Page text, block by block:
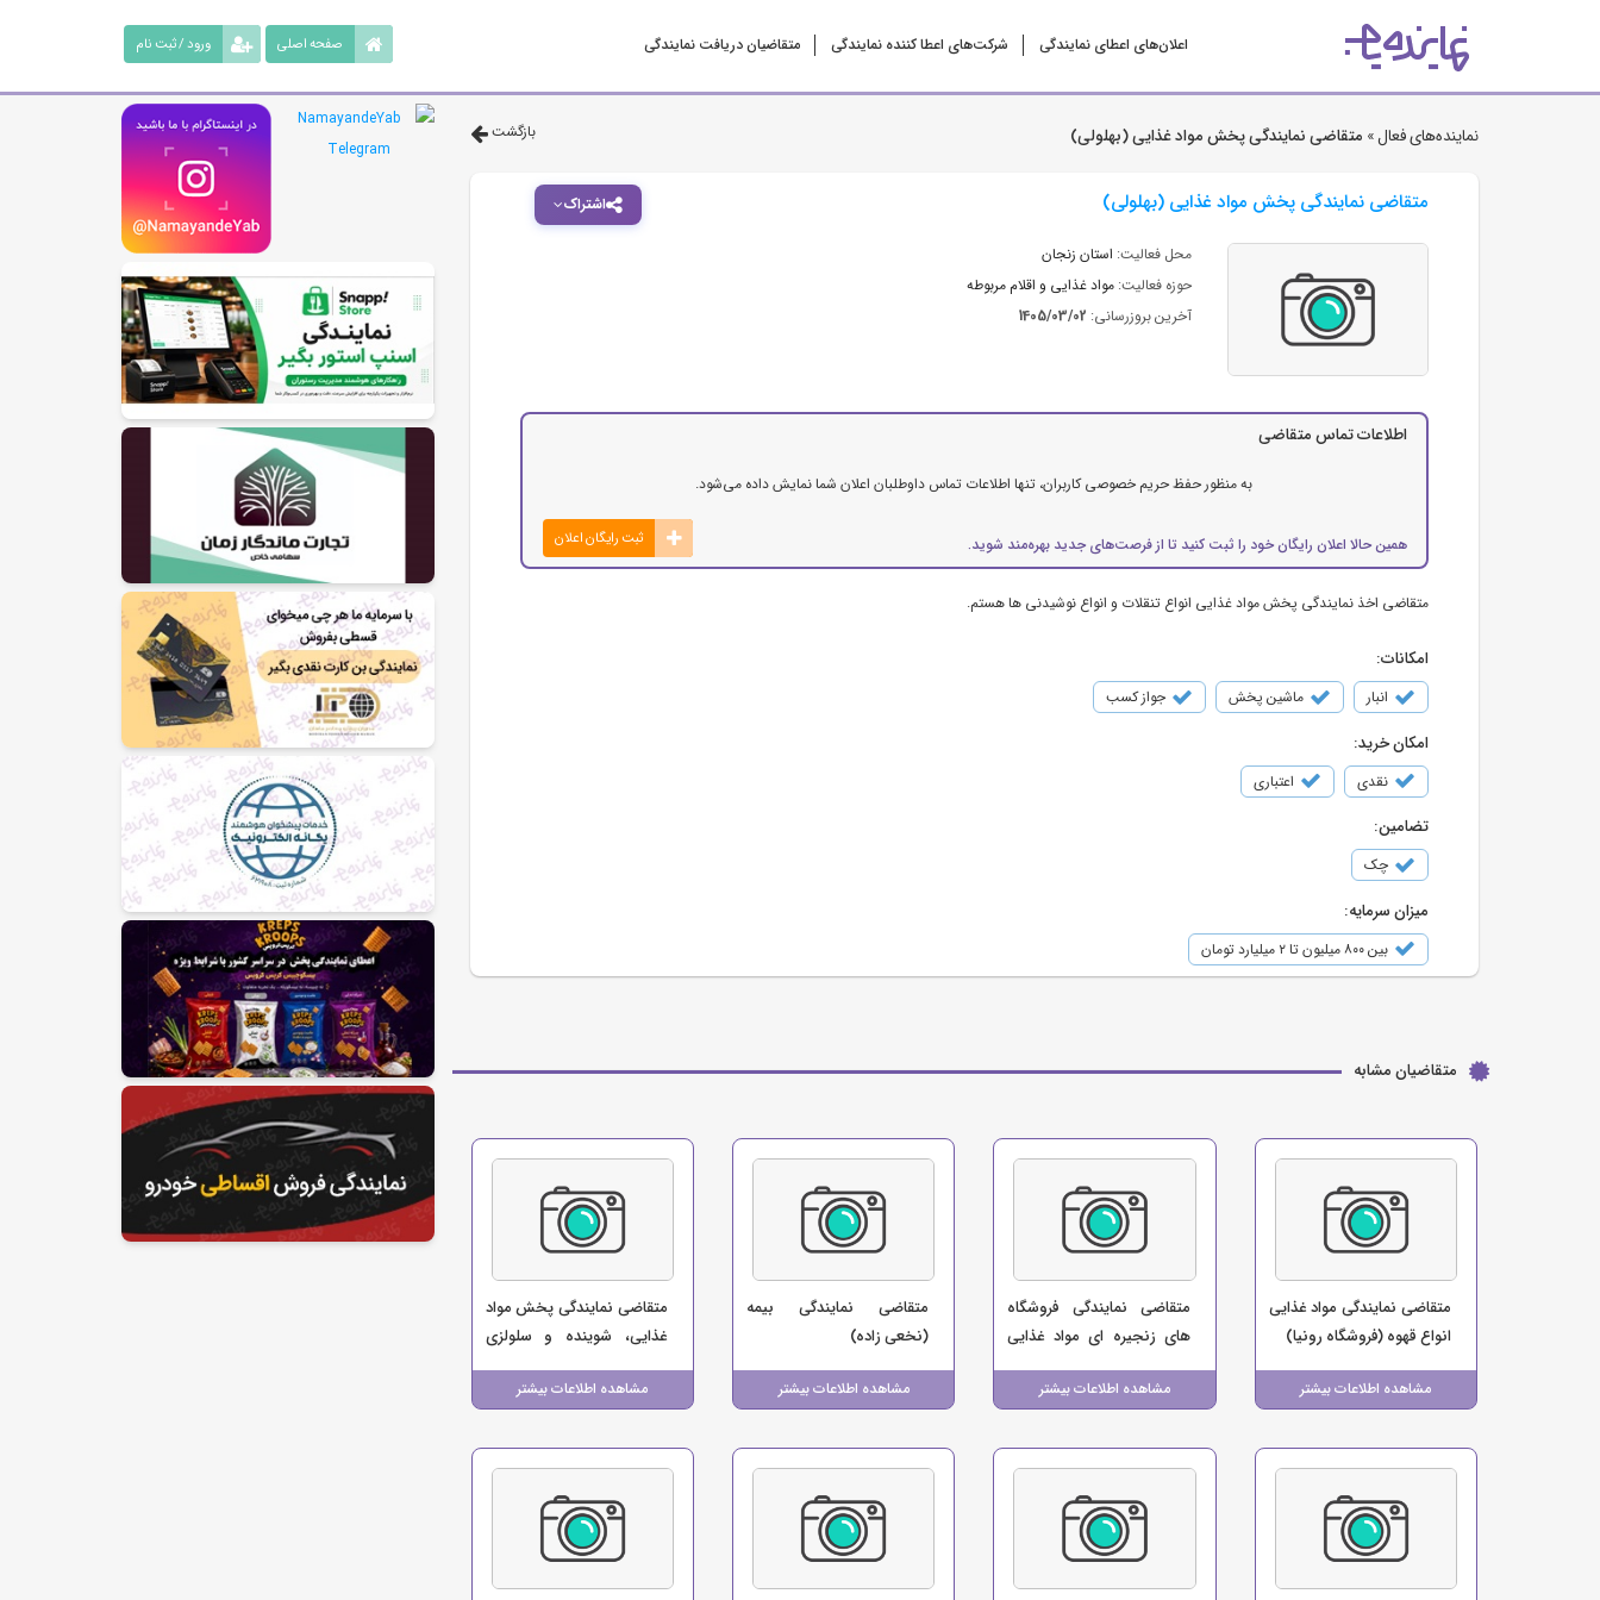
اعلان‌های اعطای نمایندگی شرکت‌‌های اعطا کننده نمایندگی متقاضیان دریافت نمایندگی ورود / ثبت نام صفحه اصلی
نماینده‌های فعال » متقاضی نمایندگی پخش مواد غذایی (بهلولی) بازگشت
اشتراک متقاضی نمایندگی پخش مواد غذایی (بهلولی)
محل فعالیت: استان زنجان
حوزه فعالیت: مواد غذایی و اقلام مربوطه
آخرین بروزرسانی: 1405/03/02
اطلاعات تماس متقاضی
به منظور حفظ حریم خصوصی کاربران، تنها اطلاعات تماس داوطلبان اعلان شما نمایش داده می‌شود.
همین حالا اعلان رایگان خود را ثبت کنید تا از فرصت‌های جدید بهره‌مند شوید. ثبت رایگان اعلان
متقاضی اخذ نمایندگی پخش مواد غذایی انواع تنقلات و انواع نوشیدنی ها هستم.
امکانات:
انبار ماشین پخش جواز کسب
امکان خرید:
نقدی اعتباری
تضامین:
چک
میزان سرمایه:
بین ۸۰۰ میلیون تا ۲ میلیارد تومان
متقاضیان مشابه
مشاهده اطلاعات بیشتر
متقاضی نمایندگی مواد غذایی
انواع قهوه (فروشگاه رونیا)
مشاهده اطلاعات بیشتر
متقاضی نمایندگی فروشگاه
های زنجیره ای مواد غذایی
(فروشگاه ایلام مارکت)
مشاهده اطلاعات بیشتر
متقاضی نمایندگی بیمه
(نخعی زاده)
مشاهده اطلاعات بیشتر
متقاضی نمایندگی پخش مواد
غذایی، شوینده و سلولزی
(صالحی)